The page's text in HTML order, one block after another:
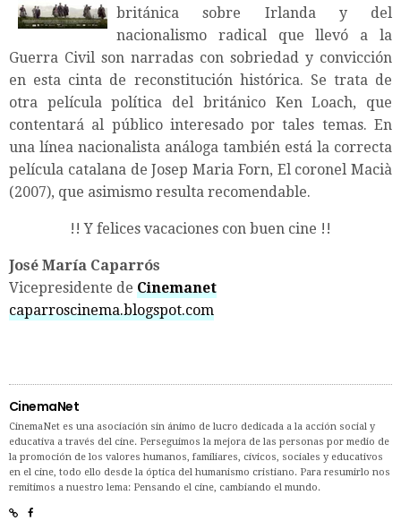
británica sobre Irlanda y del
nacionalismo radical que llevó a la
Guerra Civil son narradas con sobriedad y convicción
en esta cinta de reconstitución histórica. Se trata de
otra película política del británico Ken Loach, que
contentará al público interesado por tales temas. En
una línea nacionalista análoga también está la correcta
película catalana de Josep Maria Forn, El coronel Macià
(2007), que asimismo resulta recomendable.
!! Y felices vacaciones con buen cine !!
José María Caparrós
Vicepresidente de Cinemanet
caparroscinema.blogspot.com
CinemaNet
CinemaNet es una asociación sin ánimo de lucro dedicada a la acción social y
educativa a través del cine. Perseguimos la mejora de las personas por medio de
la promoción de los valores humanos, familiares, cívicos, sociales y educativos
en el cine, todo ello desde la óptica del humanismo cristiano. Para resumirlo nos
remitimos a nuestro lema: Pensando el cine, cambiando el mundo.